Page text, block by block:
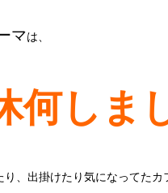
マは、
何しま
り、出掛けたり気になってた